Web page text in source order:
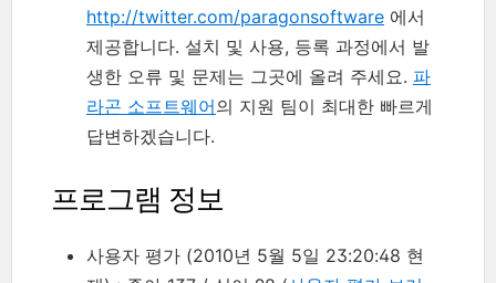
http://twitter.com/paragonsoftware 에서
제공합니다. 설치 및 사용, 등록 과정에서 발
생한 오류 및 문제는 그곳에 올려 주세요. 파
라곤 소프트웨어의 지원 팀이 최대한 빠르게
답변하겠습니다.
프로그램 정보
사용자 평가 (2010년 5월 5일 23:20:48 현